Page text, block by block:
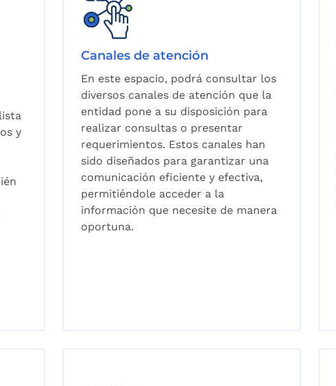
y
Canales de atención
En este espacio, podrá consultar los
diversos canales de atención que la
entidad pone a su disposición para
realizar consultas o presentar
requerimientos. Estos canales han
sido diseñados para garantizar una
comunicación eficiente y efectiva,
permitiéndole acceder a la
información que necesite de manera
oportuna.